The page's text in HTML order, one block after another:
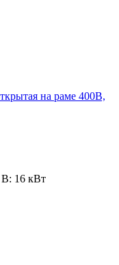
на раме 400В,
В: 16 кВт